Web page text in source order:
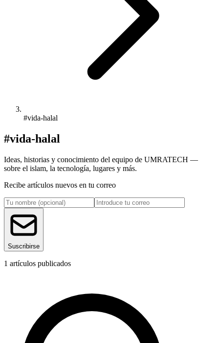
#vida-halal
#vida-halal
Ideas, historias y conocimiento del equipo de UMRATECH —
sobre el islam, la tecnología, lugares y más.
Recibe artículos nuevos en tu correo
Suscribirse
1 artículos publicados